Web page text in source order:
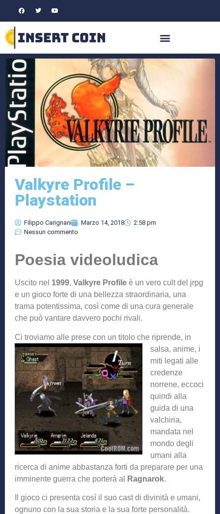
Valkyre Profile –
Playstation
Filippo Carignani Marzo 14, 2018
2:58 pm
Nessun commento
Poesia videoludica
Uscito nel 1999, Valkyre Profile è un vero cult del jrpg
e un gioco forte di una bellezza straordinaria, una
trama potentissima, così come di una cura generale
che può vantare davvero pochi rivali.
Ci troviamo alle prese con un titolo che riprende, in
salsa, anime, i
miti legati alle
credenze
norrene, eccoci
quindi alla
guida di una
valchiria,
mandata nel
mondo degli
umani alla
ricerca di anime abbastanza forti da preparare per una
imminente guerra che porterà al
Ragnarok.
Il gioco ci presenta così il suo cast di divinità e umani,
ognuno con la sua storia e la sua forte personalità.